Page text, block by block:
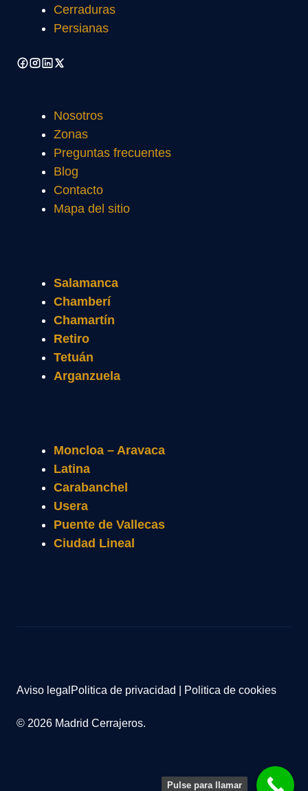
Cerraduras
Persianas
Nosotros
Zonas
Preguntas frecuentes
Blog
Contacto
Mapa del sitio
Salamanca
Chamberí
Chamartín
Retiro
Tetuán
Arganzuela
Moncloa – Aravaca
Latina
Carabanchel
Usera
Puente de Vallecas
Ciudad Lineal
© 2026 Madrid Cerrajeros.
Aviso legal Politica de privacidad Politica de cookies
Pulse para llamar